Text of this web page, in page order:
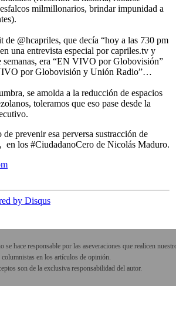
milmillonarios, brindar impunidad a
de @hcapriles, que decía “hoy a las 730 pm
una entrevista especial por capriles.tv y
era “EN VIVO por Globovisión”
por Globovisión y Unión Radio”…
se amolda a la reducción de espacios
toleramos que eso pase desde la
prevenir esa perversa sustracción de
en los #CiudadanoCero de Nicolás Maduro.
by Disqus
hace responsable por las aseveraciones que realicen
columnistas en los artículos de opinión.
son de la exclusiva responsabilidad del autor.